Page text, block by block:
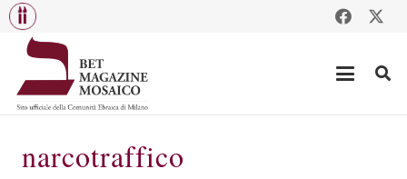
narcotraffico